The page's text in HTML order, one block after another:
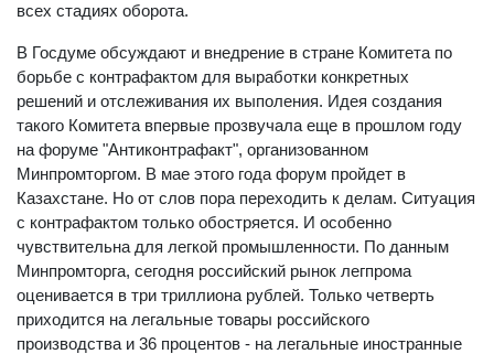
всех стадиях оборота.
В Госдуме обсуждают и внедрение в стране Комитета по
борьбе с контрафактом для выработки конкретных
решений и отслеживания их выполения. Идея создания
такого Комитета впервые прозвучала еще в прошлом году
на форуме "Антиконтрафакт", организованном
Минпромторгом. В мае этого года форум пройдет в
Казахстане. Но от слов пора переходить к делам. Ситуация
с контрафактом только обостряется. И особенно
чувствительна для легкой промышленности. По данным
Минпромторга, сегодня российский рынок легпрома
оценивается в три триллиона рублей. Только четверть
приходится на легальные товары российского
производства и 36 процентов - на легальные иностранные